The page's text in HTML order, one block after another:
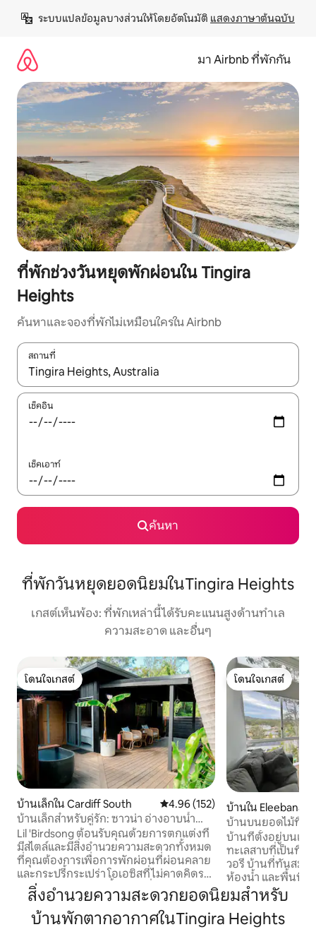
เนื้อหา
ระบบแปลข้อมูลบางส่วนให้โดยอัตโนมัติ แสดงภาษาต้นฉบับ
มา Airbnb ที่พักกัน
ที่พักช่วงวันหยุดพักผ่อนใน Tingira
Heights
ค้นหาและจองที่พักไม่เหมือนใครใน Airbnb
สถานที่
ใช้ลูกศรขึ้นลง หรือใช้การสัมผัสหรือปัด เพื่อสำรวจผลการค้นหา
เช็คอิน
เช็คเอาท์
ค้นหา
ที่พักวันหยุดยอดนิยมในTingira Heights
เกสต์เห็นพ้อง: ที่พักเหล่านี้ได้รับคะแนนสูงด้านทำเล
ความสะอาด และอื่นๆ
โดนใจเกสต์
โดนใจเกสต์
บ้านเล็กใน Cardiff South คะแนนเฉลี่ย 4.96 จาก 5, 152 รีวิว
4.96 (152)
บ้านเล็กสำหรับคู่รัก: ซาวน่า อ่างอาบน้ำ
กลางแจ้ง และหลุมก่อไฟ
Lil 'Birdsong ต้อนรับคุณด้วยการตกแต่งที่
มีสไตล์และมีสิ่งอำนวยความสะดวกทั้งหมด
ที่คุณต้องการเพื่อการพักผ่อนที่ผ่อนคลาย
และกระปรี้กระเปร่า โอเอซิสที่ไม่คาดคิดราย
ล้อมไปด้วยเสียงนกพื้นเมืองที่เงียบสงบอยู่
ใกล้ๆและมองเห็นวิวใบไม้จากผ้าปูที่นอน แช่
ตัวในอ่างอาบน้ำใต้แสงดาวร้องเพลงริมกอง
ไฟหรือเพลิดเพลินกับซาวน่าอินฟราเรดส่วน
โดนใจเกสต์
โดนใจเกสต์
บ้านใน Eleebana
บ้านบนยอดไม้ที่กว้
ทะเลสาบและป่า
บ้านที่ตั้งอยู่บนเนิน
ทะเลสาบที่เป็นที่นิ
วอรี บ้านที่ทันสมัย
ห้องน้ำ และพื้นที่นั่
สมบูรณ์แบบสำหรั
ผ่อน พื้นที่ และความสะ
พบกับวิวทะเลสา
ระยับ และเพลิดเ
สิ่งอำนวยความสะดวกยอดนิยมสำหรับ
บ้านพักตากอากาศในTingira Heights